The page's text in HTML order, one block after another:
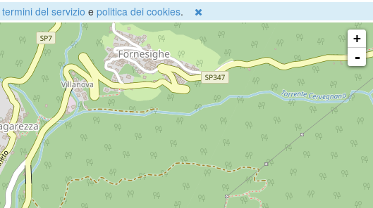
termini del servizio e politica dei cookies.
+
-